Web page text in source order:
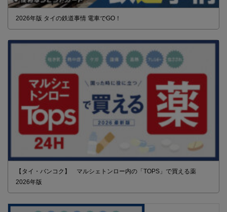
2026年版 タイの鉄道事情 電車でGO！
【タイ・バンコク】 マルシェトンロー内の「TOPS」で買える薬
2026年版